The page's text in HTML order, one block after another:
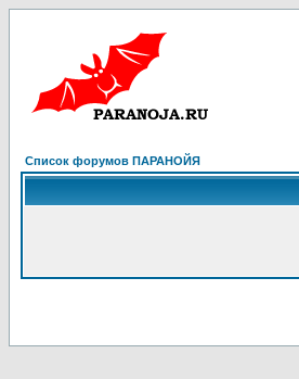
Список форумов ПАРАНОЙЯ